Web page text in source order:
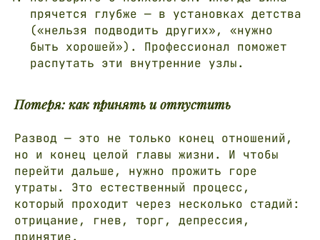
прячется глубже — в установках детства
(«нельзя подводить других», «нужно
быть хорошей»). Профессионал поможет
распутать эти внутренние узлы.
Потеря: как принять и отпустить
Развод — это не только конец отношений,
но и конец целой главы жизни. И чтобы
перейти дальше, нужно прожить горе
утраты. Это естественный процесс,
который проходит через несколько стадий:
отрицание, гнев, торг, депрессия,
принятие.